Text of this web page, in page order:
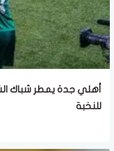
أهلي جدة يمطر شباك
للنخبة